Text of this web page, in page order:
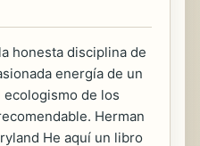
honesta disciplina de
energía de un
ecologismo de los
Herman
He aquí un libro